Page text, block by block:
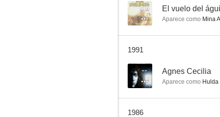
8.6 El vuelo del
Aparece como Mina
1991
-- Agnes Cecilia
Aparece como Hulda
1986